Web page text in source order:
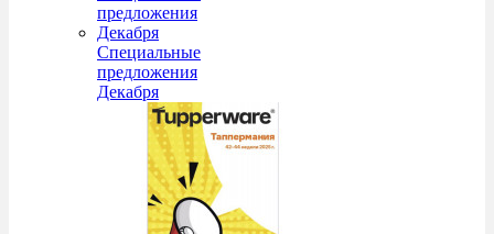
Специальные
предложения
Декабря